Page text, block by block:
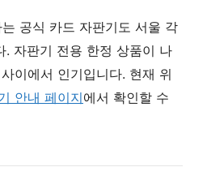
공식 카드 자판기도 서울 각
. 자판기 전용 한정 상품이 나
이에서 인기입니다. 현재 위
안내 페이지에서 확인할 수